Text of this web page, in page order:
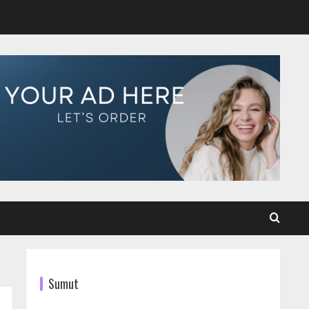
Sumut